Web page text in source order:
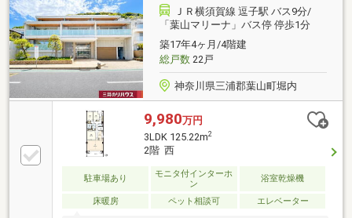
周辺環境・葉山マリーナ 徒歩2分(約160m)・セブンイ
レブン葉山マリーナ店 徒歩2分(約150m)■ ご希望の住
まい探しをお手伝いします ━━━━━・・・物件の詳
細・ご相談はお気軽にお問い合わせください。
ＪＲ横須賀線 逗子駅 バス9分/
「葉山マリーナ」バス停 停歩1分
築17年4ヶ月/4階建
総戸数22戸
神奈川県三浦郡葉山町堀内
9,980万円
3LDK 125.22m2
2階 西
駐車場あり
モニタ付インターホ
ン
浴室乾燥機
床暖房 ペット相談可 エレベーター